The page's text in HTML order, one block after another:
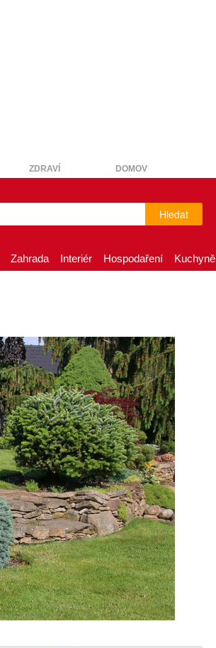
ZDRAVÍ DOMOV
Hledat
Zahrada Interiér Hospodaření Kuchyně